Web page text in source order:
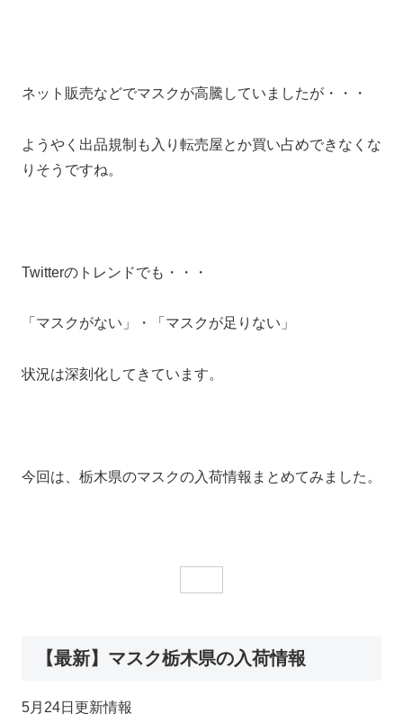
ネット販売などでマスクが高騰していましたが・・・
ようやく出品規制も入り転売屋とか買い占めできなくな
りそうですね。
Twitterのトレンドでも・・・
「マスクがない」・「マスクが足りない」
状況は深刻化してきています。
今回は、栃木県のマスクの入荷情報まとめてみました。
【最新】マスク栃木県の入荷情報
5月24日更新情報